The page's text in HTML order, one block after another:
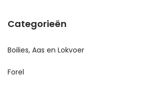
Categorieën
Boilies, Aas en Lokvoer
Forel